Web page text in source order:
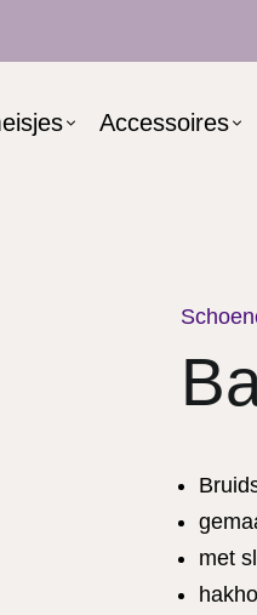
Accessoires
met